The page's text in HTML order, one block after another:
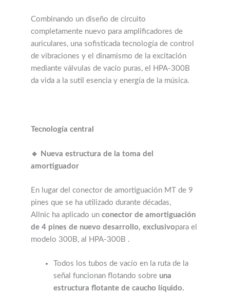
Combinando un diseño de circuito
completamente nuevo para amplificadores de
auriculares, una sofisticada tecnología de control
de vibraciones y el dinamismo de la excitación
mediante válvulas de vacío puras, el HPA-300B
da vida a la sutil esencia y energía de la música.
Tecnología central
🔹 Nueva estructura de la toma del
amortiguador
En lugar del conector de amortiguación MT de 9
pines que se ha utilizado durante décadas,
Allnic ha aplicado un conector de amortiguación
de 4 pines de nuevo desarrollo, exclusivopara el
modelo 300B, al HPA-300B .
Todos los tubos de vacío en la ruta de la
señal funcionan flotando sobre una
estructura flotante de caucho líquido.